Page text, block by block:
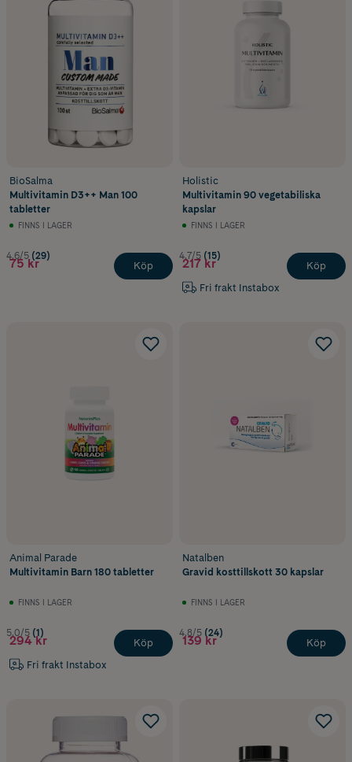
BioSalma
Multivitamin D3++ Man 100
tabletter
FINNS I LAGER
4.6/5 (29)
75 kr Köp
Holistic
Multivitamin 90 vegetabiliska
kapslar
FINNS I LAGER
4.7/5 (15)
217 kr
Fri frakt Instabox
Köp
Animal Parade
Multivitamin Barn 180 tabletter
FINNS I LAGER
5.0/5 (1)
294 kr
Fri frakt Instabox
Köp
Natalben
Gravid kosttillskott 30 kapslar
FINNS I LAGER
4.8/5 (24)
139 kr Köp